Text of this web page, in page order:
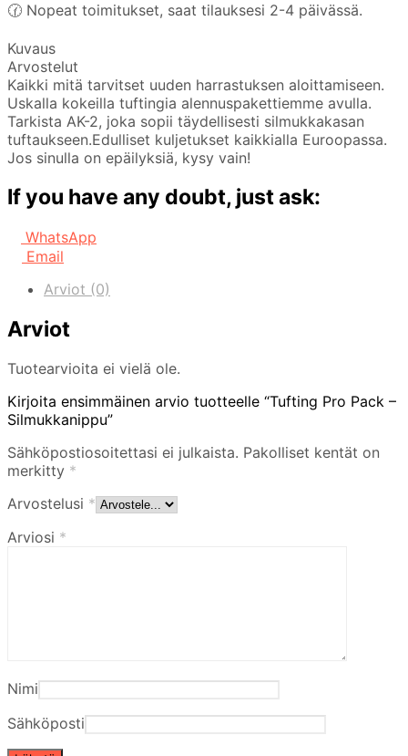
🕜 Nopeat toimitukset, saat tilauksesi 2-4 päivässä.
Kuvaus
Arvostelut
Kaikki mitä tarvitset uuden harrastuksen aloittamiseen.
Uskalla kokeilla tuftingia alennuspakettiemme avulla.
Tarkista AK-2, joka sopii täydellisesti silmukkakasan
tuftaukseen.Edulliset kuljetukset kaikkialla Euroopassa.
Jos sinulla on epäilyksiä, kysy vain!
If you have any doubt, just ask:
WhatsApp
Email
Arviot (0)
Arviot
Tuotearvioita ei vielä ole.
Kirjoita ensimmäinen arvio tuotteelle “Tufting Pro Pack –
Silmukkanippu”
Sähköpostiosoitettasi ei julkaista. Pakolliset kentät on
merkitty *
Arvostelusi *
Arviosi *
Nimi
Sähköposti